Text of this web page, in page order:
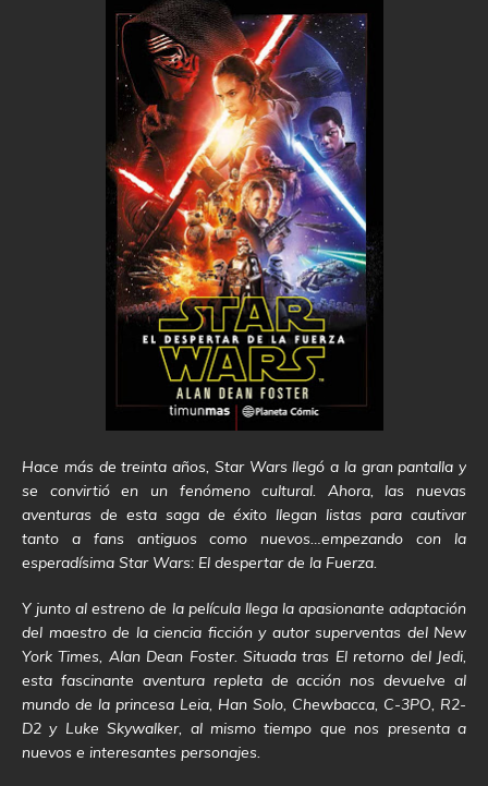
Hace más de treinta años, Star Wars llegó a la gran pantalla y
se convirtió en un fenómeno cultural. Ahora, las nuevas
aventuras de esta saga de éxito llegan listas para cautivar
tanto a fans antiguos como nuevos…empezando con la
esperadísima Star Wars: El despertar de la Fuerza.
Y junto al estreno de la película llega la apasionante adaptación
del maestro de la ciencia ficción y autor superventas del New
York Times, Alan Dean Foster. Situada tras El retorno del Jedi,
esta fascinante aventura repleta de acción nos devuelve al
mundo de la princesa Leia, Han Solo, Chewbacca, C-3PO, R2-
D2 y Luke Skywalker, al mismo tiempo que nos presenta a
nuevos e interesantes personajes.